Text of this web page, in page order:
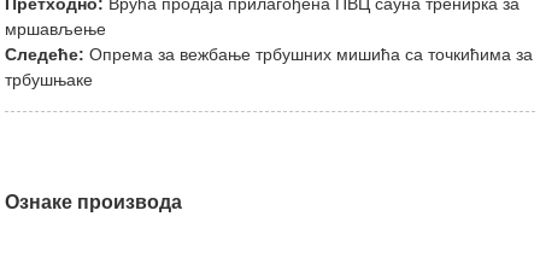
Претходно: Врућа продаја прилагођена ПВЦ сауна тренирка за
мршављење
Следеће: Опрема за вежбање трбушних мишића са точкићима за
трбушњаке
Ознаке производа